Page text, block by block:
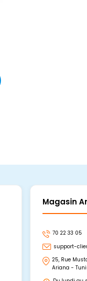
Magasin
70 22 33 05
support-
25, Rue
Ariana -